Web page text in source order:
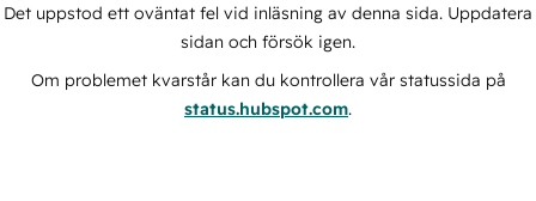
Det uppstod ett oväntat fel vid inläsning av denna sida. Uppdatera
sidan och försök igen.
Om problemet kvarstår kan du kontrollera vår statussida på
status.hubspot.com.